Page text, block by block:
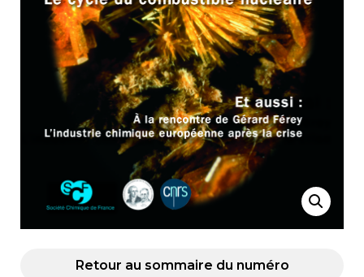
Retour au sommaire du numéro